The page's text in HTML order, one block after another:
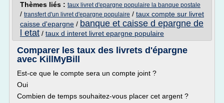
Thèmes liés : taux livret d'epargne populaire la banque postale
/ transfert d'un livret d'epargne populaire / taux compte sur livret
caisse d'epargne / banque et caisse d epargne de
l etat / taux d interet livret epargne populaire
Comparer les taux des livrets d'épargne
avec KillMyBill
Est-ce que le compte sera un compte joint ?
Oui
Combien de temps souhaitez-vous placer cet argent ?